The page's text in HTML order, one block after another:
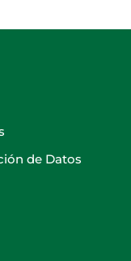
de Datos